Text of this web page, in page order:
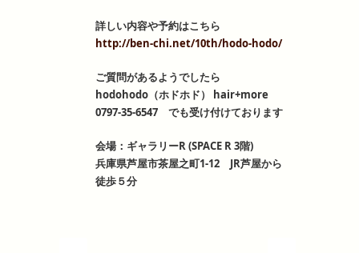
詳しい内容や予約はこちら
http://ben-chi.net/10th/hodo-hodo/
ご質問があるようでしたら
hodohodo（ホドホド） hair+more
0797-35-6547 でも受け付けております
会場：ギャラリーR (SPACE R 3階)
兵庫県芦屋市茶屋之町1-12 JR芦屋から
徒歩５分